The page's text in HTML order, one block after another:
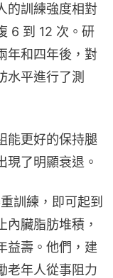
的訓練強度相對
6 到 12 次。研
年和四年後，對
水平進行了測
能更好的保持腿
現了明顯衰退。
訓練，即可起到
臟脂肪堆積，
益壽。他們，建
老年人從事阻力